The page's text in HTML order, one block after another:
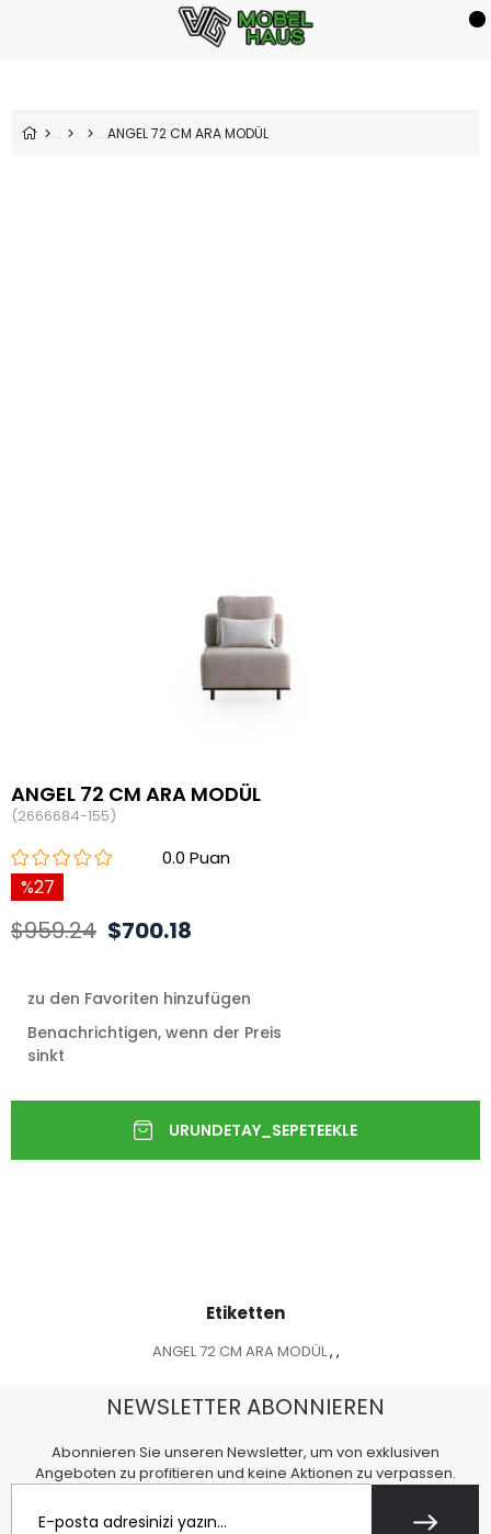
ANGEL 72 CM ARA MODÜL
ANGEL 72 CM ARA MODÜL
(2666684-155)
0.0
27
$959.24 $700.18
zu den Favoriten hinzufügen
Benachrichtigen, wenn der Preis
sinkt
Etiketten
ANGEL 72 CM ARA MODÜL, ,
NEWSLETTER ABONNIEREN
Abonnieren Sie unseren Newsletter, um von exklusiven
Angeboten zu profitieren und keine Aktionen zu verpassen.